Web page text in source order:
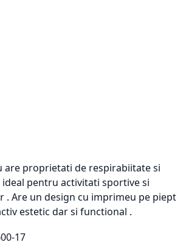
are proprietati de respirabiitate si
pentru activitati sportive si
. Are un design cu imprimeu pe piept
estetic dar si functional .
17